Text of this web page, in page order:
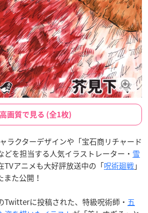
高画質で見る (全1枚)
ャラクターデザインや「宝石商リチャード
どを担当する人気イラストレーター・ 雪
TVアニメも大好評放送中の「呪術廻戦」
た公開！
Twitterに投稿された、特級呪術師・ 五